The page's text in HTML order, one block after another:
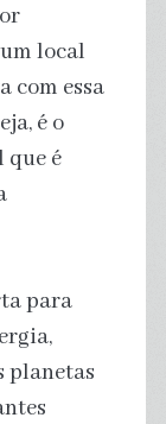
local
com essa
é o
que é
para
planetas